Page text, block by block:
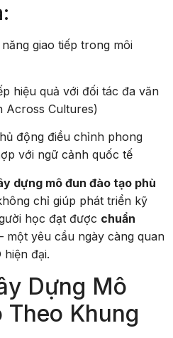
năng giao tiếp trong môi
hiệu quả với đối tác đa văn
Across Cultures)
động điều chỉnh phong
với ngữ cảnh quốc tế
dựng mô đun đào tạo phù
chỉ giúp phát triển kỹ
học đạt được chuẩn
một yêu cầu ngày càng quan
đại.
Dựng Mô
Khung